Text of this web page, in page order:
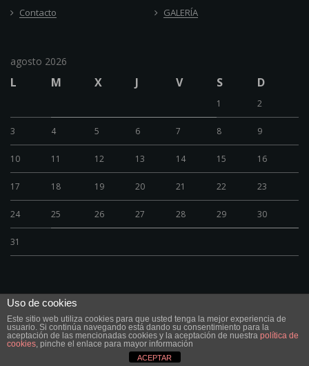
Contacto GALERÍA
agosto 2026
L M X J V S D
1 2
3 4 5 6 7 8 9
10 11 12 13 14 15 16
17 18 19 20 21 22 23
24 25 26 27 28 29 30
31
© FR´Bikes 2020 Calle José Sanchez Pescador Nº12, 28007 Madrid Tel.
919192733 Móvil 609 50 82 11 info@frbikes.es
Uso de cookies
Este sitio web utiliza cookies para que usted tenga la mejor experiencia de
usuario. Si continúa navegando está dando su consentimiento para la
aceptación de las mencionadas cookies y la aceptación de nuestra política de
cookies, pinche el enlace para mayor información
ACEPTAR